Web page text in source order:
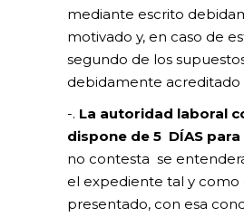
mediante escrito
motivado y, en caso de
segundo de los
debidamente acreditado
-. La autoridad laboral
dispone de 5 DÍAS
no contesta se
el expediente tal y como
presentado, con esa